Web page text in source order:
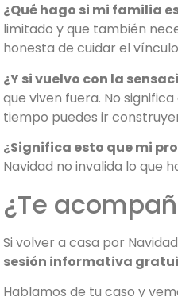
¿Qué hago si mi familia
limitado y que también
honesta de cuidar el
¿Y si vuelvo con la
que viven fuera. No
tiempo puedes ir
¿Significa esto que mi
Navidad no invalida lo que
¿Te
Si volver a casa por
sesión informativa
Hablamos de tu caso y